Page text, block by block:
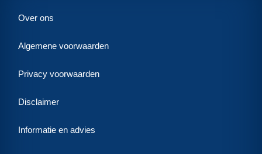
Over ons
Algemene voorwaarden
Privacy voorwaarden
Disclaimer
Informatie en advies